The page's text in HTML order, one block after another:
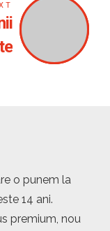
o punem la
14 ani.
premium, nou